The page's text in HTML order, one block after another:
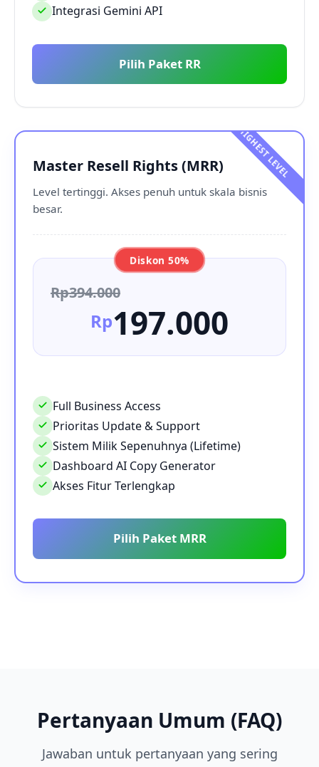
Integrasi Gemini API
Pilih Paket RR
Master Resell Rights (MRR)
Level tertinggi. Akses penuh untuk skala bisnis
besar.
Diskon 50%
Rp394.000
Rp197.000
Full Business Access
Prioritas Update & Support
Sistem Milik Sepenuhnya (Lifetime)
Dashboard AI Copy Generator
Akses Fitur Terlengkap
Pilih Paket MRR
Pertanyaan Umum (FAQ)
Jawaban untuk pertanyaan yang sering